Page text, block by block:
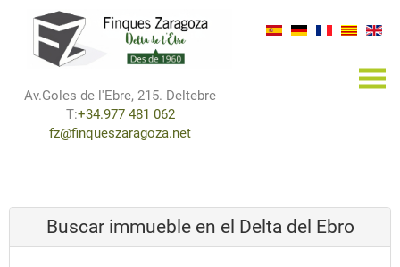
Av.Goles de l'Ebre, 215. Deltebre
T:+34.977 481 062
fz@finqueszaragoza.net
×
Buscar immueble en el Delta del Ebro